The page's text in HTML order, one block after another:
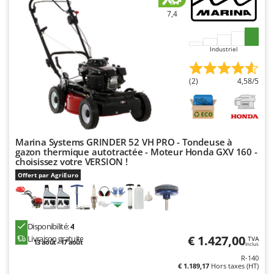
Perches Élagueuses
Pétrins à Spirale
Piscines
Planteuses de pommes de terre pour tracteur
Plateaux de coupe pour tracteur
Plumeuses
Pompes d'irrigation à tracteur
Pompes de transfert
Pompes immergées électriques
Postes à souder
Poussoirs à saucisse
Presses à pellets
Pressoirs à fruits
Francini
G3 Ferrari
Gardena
Garofalo
GeoTech
GeoTech Pro
Gierre
Ginko - MGM
Gipeco
Girmi
GRAEF
Gre
GreenBay
7,4
Industriel
(2) 4,58/5
Marina Systems GRINDER 52 VH PRO - Tondeuse à
gazon thermique autotractée - Moteur Honda GXV 160 -
choisissez votre VERSION !
Offert par AgriEuro
Disponibilité:4
Livraison gratuite
13 août - 17 août € 1.427,00 TVA
Inclus
R-140
€ 1.189,17 Hors taxes (HT)